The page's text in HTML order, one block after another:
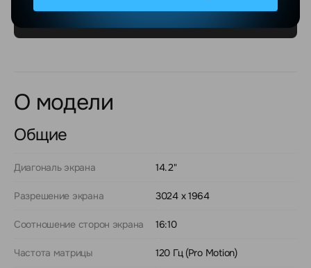
О модели
Общие
Диагональ экрана 14.2"
Разрешение экрана 3024 x 1964
Соотношение сторон экрана 16:10
Частота матрицы 120 Гц (Pro Motion)